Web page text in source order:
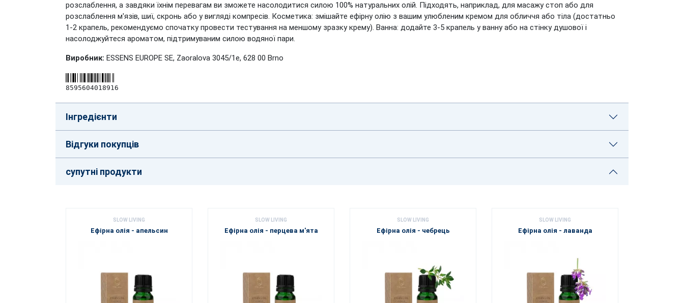
розслаблення, а завдяки їхнім перевагам ви зможете насолодитися силою 100% натуральних олій. Підходять, наприклад, для масажу стоп або для
розслаблення м'язів, шиї, скронь або у вигляді компресів. Косметика: змішайте ефірну олію з вашим улюбленим кремом для обличчя або тіла (достатньо
1-2 крапель, рекомендуємо спочатку провести тестування на меншому зразку крему). Ванна: додайте 3-5 крапель у ванну або на стінку душової і
насолоджуйтеся ароматом, підтримуваним силою водяної пари.
Виробник: ESSENS EUROPE SE, Zaoralova 3045/1e, 628 00 Brno
8595604018916
Інгредієнти
Відгуки покупців
супутні продукти
SLOW LIVING
Ефірна олія - ​​апельсин
SLOW LIVING
Ефірна олія - ​​перцева м'ята
SLOW LIVING
Ефірна олія - ​​чебрець
SLOW LIVING
Ефірна олія - лаванда